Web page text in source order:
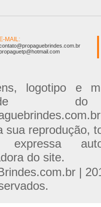
E-MAIL:
logotipo e
sua reprodução,
do site.
|